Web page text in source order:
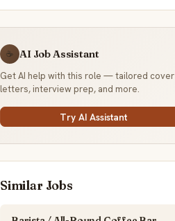
☕ AI Job Assistant
Get AI help with this role — tailored cover
letters, interview prep, and more.
Try AI Assistant
Similar Jobs